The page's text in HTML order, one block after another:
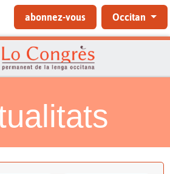
abonnez-vous Occitan